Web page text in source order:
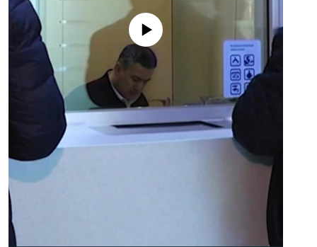
No media source currently available